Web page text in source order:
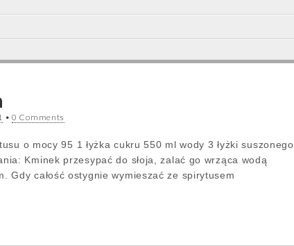
•0 Comments
o mocy 95 1 łyżka cukru 550 ml wody 3 łyżki suszonego
Kminek przesypać do słoja, zalać go wrząca wodą
Gdy całość ostygnie wymieszać ze spirytusem